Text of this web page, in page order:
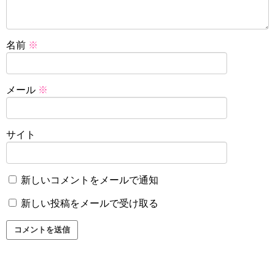
名前 ※
メール ※
サイト
新しいコメントをメールで通知
新しい投稿をメールで受け取る